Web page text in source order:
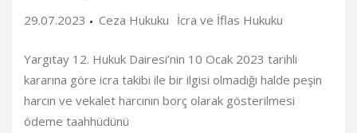
29.07.2023 Ceza Hukuku İcra ve İflas Hukuku
Yargıtay 12. Hukuk Dairesi’nin 10 Ocak 2023 tarihli
kararına göre icra takibi ile bir ilgisi olmadığı halde peşin
harcın ve vekalet harcının borç olarak gösterilmesi
ödeme taahhüdünü